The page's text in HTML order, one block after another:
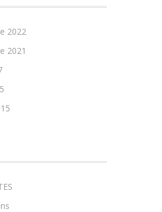
2022
2021